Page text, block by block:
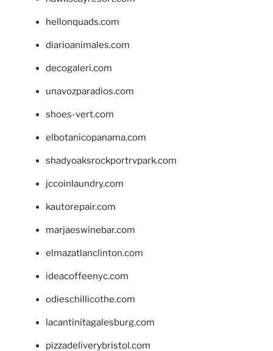
hellonquads.com
diarioanimales.com
decogaleri.com
unavozparadios.com
shoes-vert.com
elbotanicopanama.com
shadyoaksrockportrvpark.com
jccoinlaundry.com
kautorepair.com
marjaeswinebar.com
elmazatlanclinton.com
ideacoffeenyc.com
odieschillicothe.com
lacantinitagalesburg.com
pizzadeliverybristol.com